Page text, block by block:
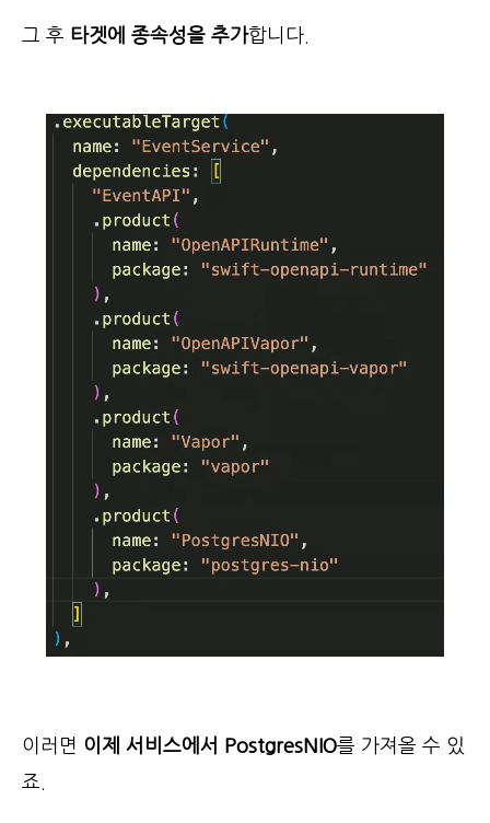
그 후 타겟에 종속성을 추가합니다.
이러면 이제 서비스에서 PostgresNIO를 가져올 수 있
죠.